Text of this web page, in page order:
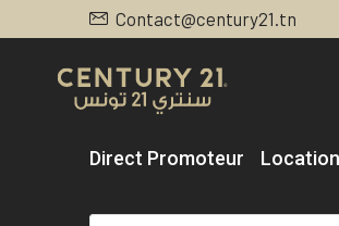
Contact@century21.tn
Direct Promoteur Location